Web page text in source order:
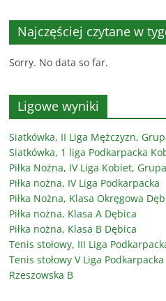
Najczęściej czytane w
Sorry. No data so far.
Ligowe wyniki
Siatkówka, II Liga Mężczyzn,
Siatkówka, 1 liga Podkarpacka
Piłka Nożna, IV Liga Kobiet,
Piłka nożna, IV Liga Podkarpacka
Piłka Nożna, Klasa Okręgowa
Piłka nożna, Klasa A Dębica
Piłka nożna, Klasa B Dębica
Tenis stołowy, III Liga
Tenis stołowy V Liga
Rzeszowska B